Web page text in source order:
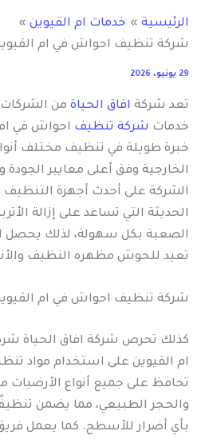
الرئيسية
خدمات ام القيوين
شركة تنظيف احواش في ام
29 يونيو، 2026
تعد شركة افاق الحياة من الشركات
خدمات شركة تنظيف احواش في
خبرة طويلة في تنظيف مختلف
الخارجية وفق أعلى معايير الجودة
الشركة على أحدث أجهزة
الحديثة التي تساعد على إزالة
الصعبة بكل سهولة، لذلك يحصل
تعيد للحوش مظهره النظيف
شركة تنظيف احواش في ام
كذلك تحرص شركة افاق الحياة
ام القيوين على استخدام مواد
تحافظ على جميع أنواع الأرضيات
والحجر الطبيعي، مما يضمن
بأي أضرار للأسطح. كما يعمل